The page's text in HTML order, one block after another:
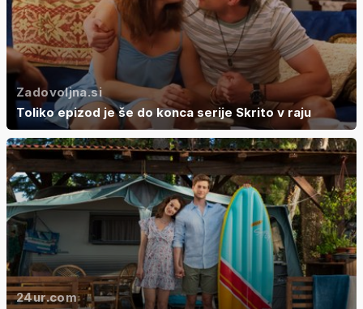
Zadovoljna.si
Toliko epizod je še do konca serije Skrito v raju
24ur.com